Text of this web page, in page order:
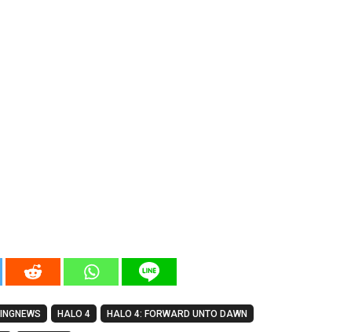
HALO 4 HALO 4: FORWARD UNTO DAWN